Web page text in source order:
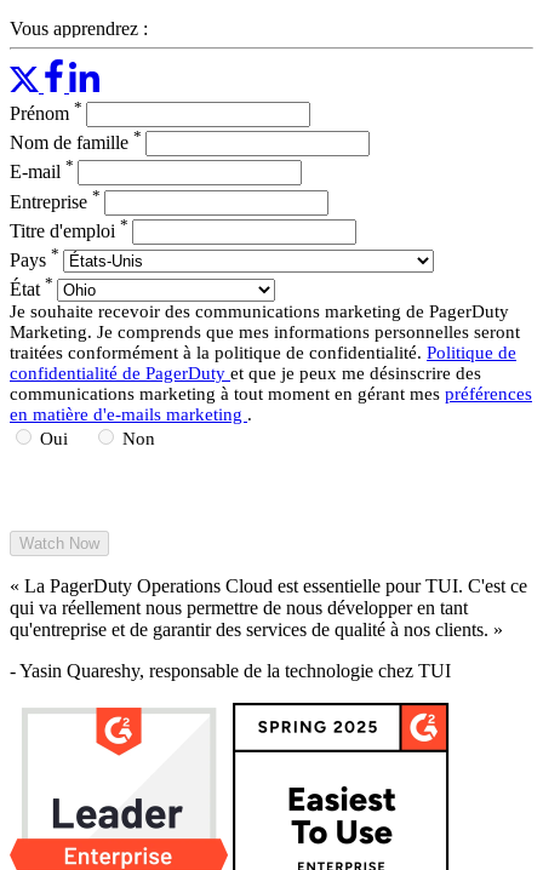
Vous apprendrez :
Qu’implique le passage d’une logique projet à une logique
produit et quelles sont ses conséquences pour les
organisations informatiques ? Pourquoi opérer ce changement
dès maintenant ?
L'essor des équipes plateforme, les différentes significations
de l'« ingénierie de la fiabilité des sites » et la manière de
structurer l'ingénierie de la fiabilité des sites pour maximiser
les bénéfices commerciaux
Indicateurs et mesures à réévaluer : le paradoxe de
l’automatisation, comment l’anticiper en tant que dirigeant
informatique et combler le fossé de l’automatisation.
Risques pour les organisations qui n'investissent pas dans ce
changement fondamental des modèles opérationnels
informatiques
Un plan d'action indiquant où approfondir vos connaissances
et où investir dès aujourd'hui pour transformer votre
organisation
Prénom *
Nom de famille *
E-mail *
Entreprise *
Titre d'emploi *
Pays *
État *
Je souhaite recevoir des communications marketing de PagerDuty
Marketing. Je comprends que mes informations personnelles seront
traitées conformément à la politique de confidentialité. Politique de
confidentialité de PagerDuty et que je peux me désinscrire des
communications marketing à tout moment en gérant mes préférences
en matière d'e-mails marketing .
Oui
Non
« La PagerDuty Operations Cloud est essentielle pour TUI. C'est ce
qui va réellement nous permettre de nous développer en tant
qu'entreprise et de garantir des services de qualité à nos clients. »
- Yasin Quareshy, responsable de la technologie chez TUI